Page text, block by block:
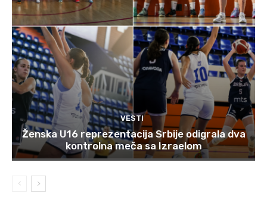
VESTI
Ženska U16 reprezentacija Srbije odigrala dva
kontrolna meča sa Izraelom